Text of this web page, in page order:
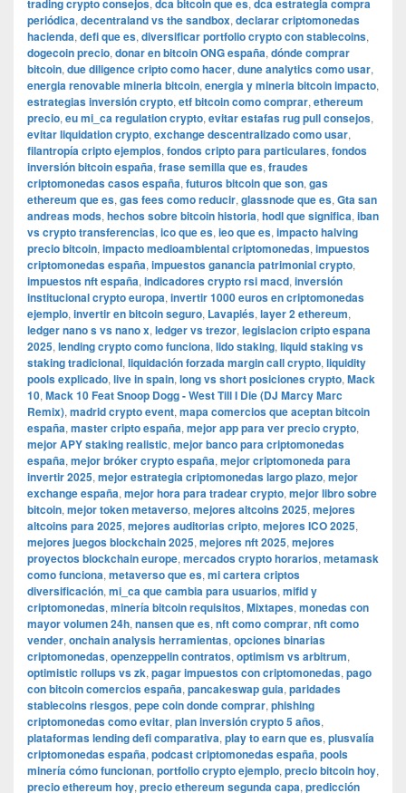
trading crypto consejos, dca bitcoin que es, dca estrategia compra
periódica, decentraland vs the sandbox, declarar criptomonedas
hacienda, defi que es, diversificar portfolio crypto con stablecoins,
dogecoin precio, donar en bitcoin ONG españa, dónde comprar
bitcoin, due diligence cripto como hacer, dune analytics como usar,
energia renovable mineria bitcoin, energia y mineria bitcoin impacto,
estrategias inversión crypto, etf bitcoin como comprar, ethereum
precio, eu mi_ca regulation crypto, evitar estafas rug pull consejos,
evitar liquidation crypto, exchange descentralizado como usar,
filantropía cripto ejemplos, fondos cripto para particulares, fondos
inversión bitcoin españa, frase semilla que es, fraudes
criptomonedas casos españa, futuros bitcoin que son, gas
ethereum que es, gas fees como reducir, glassnode que es, Gta san
andreas mods, hechos sobre bitcoin historia, hodl que significa, iban
vs crypto transferencias, ico que es, ieo que es, impacto halving
precio bitcoin, impacto medioambiental criptomonedas, impuestos
criptomonedas españa, impuestos ganancia patrimonial crypto,
impuestos nft españa, indicadores crypto rsi macd, inversión
institucional crypto europa, invertir 1000 euros en criptomonedas
ejemplo, invertir en bitcoin seguro, Lavapiés, layer 2 ethereum,
ledger nano s vs nano x, ledger vs trezor, legislacion cripto espana
2025, lending crypto como funciona, lido staking, liquid staking vs
staking tradicional, liquidación forzada margin call crypto, liquidity
pools explicado, live in spain, long vs short posiciones crypto, Mack
10, Mack 10 Feat Snoop Dogg - West Till I Die (DJ Marcy Marc
Remix), madrid crypto event, mapa comercios que aceptan bitcoin
españa, master cripto españa, mejor app para ver precio crypto,
mejor APY staking realistic, mejor banco para criptomonedas
españa, mejor bróker crypto españa, mejor criptomoneda para
invertir 2025, mejor estrategia criptomonedas largo plazo, mejor
exchange españa, mejor hora para tradear crypto, mejor libro sobre
bitcoin, mejor token metaverso, mejores altcoins 2025, mejores
altcoins para 2025, mejores auditorias cripto, mejores ICO 2025,
mejores juegos blockchain 2025, mejores nft 2025, mejores
proyectos blockchain europe, mercados crypto horarios, metamask
como funciona, metaverso que es, mi cartera criptos
diversificación, mi_ca que cambia para usuarios, mifid y
criptomonedas, minería bitcoin requisitos, Mixtapes, monedas con
mayor volumen 24h, nansen que es, nft como comprar, nft como
vender, onchain analysis herramientas, opciones binarias
criptomonedas, openzeppelin contratos, optimism vs arbitrum,
optimistic rollups vs zk, pagar impuestos con criptomonedas, pago
con bitcoin comercios españa, pancakeswap guia, paridades
stablecoins riesgos, pepe coin donde comprar, phishing
criptomonedas como evitar, plan inversión crypto 5 años,
plataformas lending defi comparativa, play to earn que es, plusvalía
criptomonedas españa, podcast criptomonedas españa, pools
minería cómo funcionan, portfolio crypto ejemplo, precio bitcoin hoy,
precio ethereum hoy, precio ethereum segunda capa, predicción